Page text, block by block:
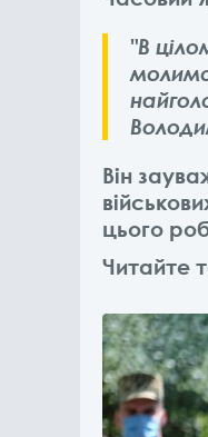
"В
Він
цього
Читайте